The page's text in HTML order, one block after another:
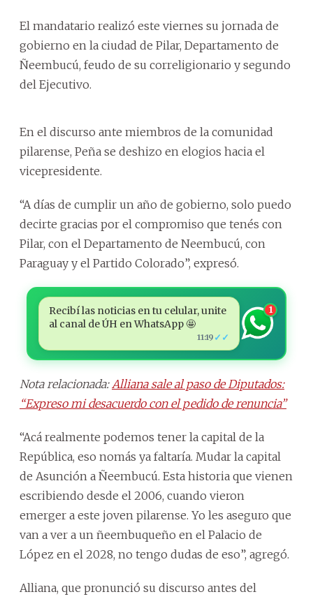
El mandatario realizó este viernes su jornada de
gobierno en la ciudad de Pilar, Departamento de
Ñeembucú, feudo de su correligionario y segundo
del Ejecutivo.
En el discurso ante miembros de la comunidad
pilarense, Peña se deshizo en elogios hacia el
vicepresidente.
“A días de cumplir un año de gobierno, solo puedo
decirte gracias por el compromiso que tenés con
Pilar, con el Departamento de Neembucú, con
Paraguay y el Partido Colorado”, expresó.
Recibí las noticias en tu celular, unite
al canal de ÚH en WhatsApp 🤩
11:19 ✓✓
1
Nota relacionada: Alliana sale al paso de Diputados:
“Expreso mi desacuerdo con el pedido de renuncia”
“Acá realmente podemos tener la capital de la
República, eso nomás ya faltaría. Mudar la capital
de Asunción a Ñeembucú. Esta historia que vienen
escribiendo desde el 2006, cuando vieron
emerger a este joven pilarense. Yo les aseguro que
van a ver a un ñeembuqueño en el Palacio de
López en el 2028, no tengo dudas de eso”, agregó.
Alliana, que pronunció su discurso antes del